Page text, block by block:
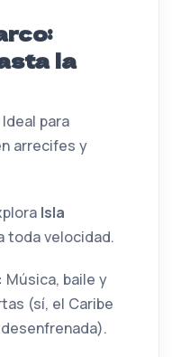
la
Ideal para
arrecifes y
Isla
toda velocidad.
Música, baile y
(sí, el Caribe